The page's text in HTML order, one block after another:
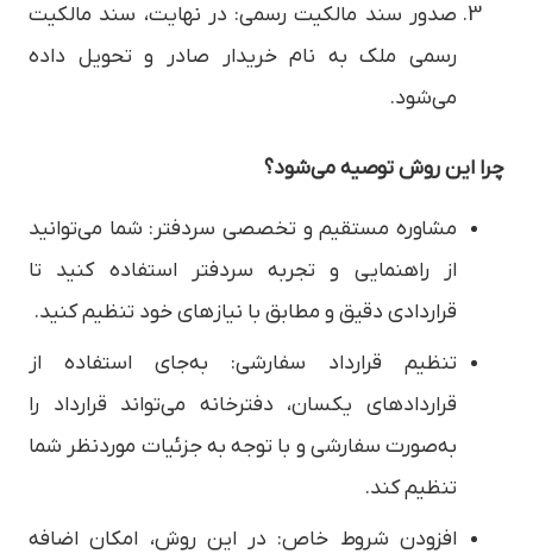
صدور سند مالکیت رسمی: در نهایت، سند مالکیت
رسمی ملک به نام خریدار صادر و تحویل داده
می‌شود.
چرا این روش توصیه می‌شود؟
مشاوره مستقیم و تخصصی سردفتر: شما می‌توانید
از راهنمایی و تجربه سردفتر استفاده کنید تا
قراردادی دقیق و مطابق با نیازهای خود تنظیم کنید.
تنظیم قرارداد سفارشی: به‌جای استفاده از
قراردادهای یکسان، دفترخانه می‌تواند قرارداد را
به‌صورت سفارشی و با توجه به جزئیات موردنظر شما
تنظیم کند.
افزودن شروط خاص: در این روش، امکان اضافه